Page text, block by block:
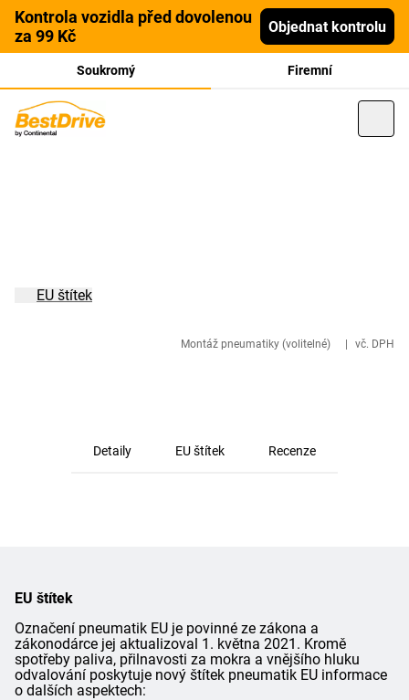
Kontrola vozidla před dovolenou
za 99 Kč
Objednat kontrolu
Soukromý Firemní
Montáž pneumatiky (volitelné) vč. DPH
EU štítek
Detaily EU štítek Recenze
EU štítek
Označení pneumatik EU je povinné ze zákona a
zákonodárce jej aktualizoval 1. května 2021. Kromě
spotřeby paliva, přilnavosti za mokra a vnějšího hluku
odvalování poskytuje nový štítek pneumatik EU informace
o dalších aspektech: